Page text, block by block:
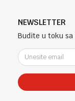
Telefon (uprava
051 303 460
e-
Račun
Kontakt
Klub povjerenja
Politika
Kako kupiti
Načini plaćanja
Plaćanje
Isporuka
Zamjena
NEWSLETTER
Budite u toku sa